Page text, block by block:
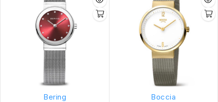
Bering
Boccia